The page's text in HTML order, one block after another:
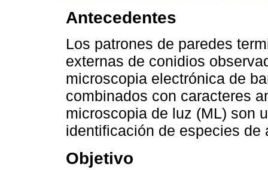
Antecedentes
Los patrones de paredes
externas de conidios
microscopia electrónica de
combinados con caracteres
microscopia de luz (ML) son
identificación de especies de
Objetivo